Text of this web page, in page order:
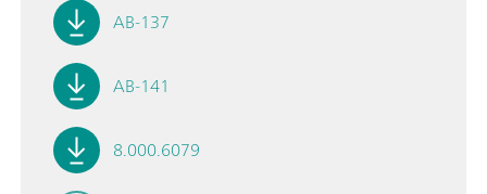
AB-137
AB-141
8.000.6079